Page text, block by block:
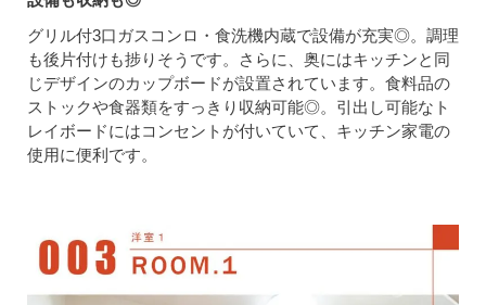
グリル付3口ガスコンロ・食洗機内蔵で設備が充実◎。調理
も後片付けも捗りそうです。さらに、奥にはキッチンと同
じデザインのカップボードが設置されています。食料品の
ストックや食器類をすっきり収納可能◎。引出し可能なト
レイボードにはコンセントが付いていて、キッチン家電の
使用に便利です。